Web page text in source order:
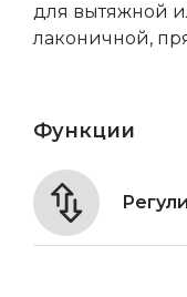
для вытяжной
лаконичной,
Функции